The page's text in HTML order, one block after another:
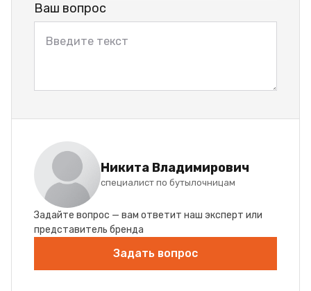
Ваш вопрос
Никита Владимирович
специалист по бутылочницам
Задайте вопрос — вам ответит наш эксперт или
представитель бренда
Задать вопрос